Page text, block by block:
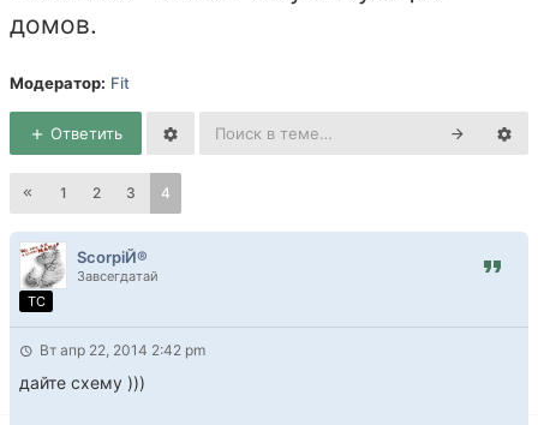
домов.
Модератор: Fit
Ответить
1 2 3 4
ScorpiЙ®
Завсегдатай
TC
Вт апр 22, 2014 2:42 pm
дайте схему )))